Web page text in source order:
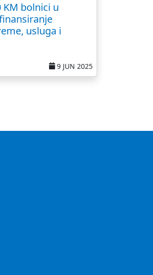
KM bolnici u
usluga i
9 JUN 2025